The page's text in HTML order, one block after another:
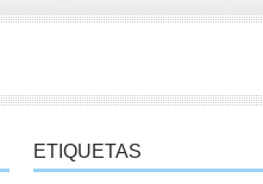
ETIQUETAS